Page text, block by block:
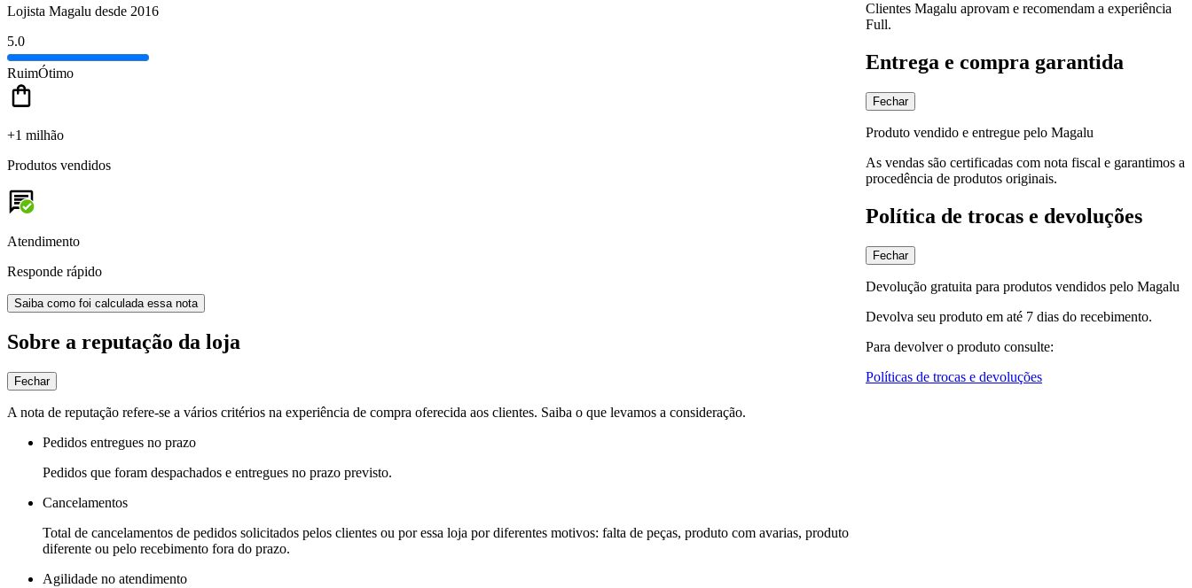
Lojista Magalu desde 2016
5.0
RuimÓtimo
+1 milhão
Produtos vendidos
Atendimento
Responde rápido
Saiba como foi calculada essa nota
Sobre a reputação da loja
Fechar
A nota de reputação refere-se a vários critérios na experiência de compra oferecida aos clientes. Saiba o que levamos a consideração.
Pedidos entregues no prazo
Pedidos que foram despachados e entregues no prazo previsto.
Cancelamentos
Total de cancelamentos de pedidos solicitados pelos clientes ou por essa loja por diferentes motivos: falta de peças, produto com avarias, produto
diferente ou pelo recebimento fora do prazo.
Agilidade no atendimento
Clientes Magalu aprovam e recomendam a experiência
Full.
Entrega e compra garantida
Fechar
Produto vendido e entregue pelo Magalu
As vendas são certificadas com nota fiscal e garantimos a
procedência de produtos originais.
Política de trocas e devoluções
Fechar
Devolução gratuita para produtos vendidos pelo Magalu
Devolva seu produto em até 7 dias do recebimento.
Para devolver o produto consulte:
Políticas de trocas e devoluções